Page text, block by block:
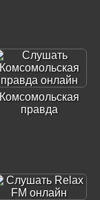
Комсомольская
правда